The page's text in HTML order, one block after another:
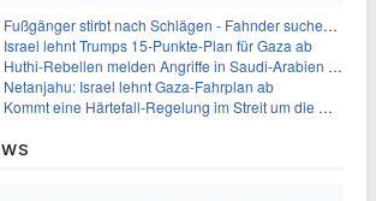
Fußgänger stirbt nach Schlägen - Fahnder suchen Autofahrer
Israel lehnt Trumps 15-Punkte-Plan für Gaza ab
Huthi-Rebellen melden Angriffe in Saudi-Arabien und im Jemen
Netanjahu: Israel lehnt Gaza-Fahrplan ab
Kommt eine Härtefall-Regelung im Streit um die Rente mit 63?